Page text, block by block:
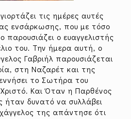
τις ημέρες αυτές
ενσάρκωσης, που με τόσο
ο ευαγγελιστής
του. Την ήμερα αυτή, ο
Γαβριήλ παρουσιάζεται
στη Ναζαρέτ και της
το Σωτήρα του
Και Όταν η Παρθένος
δυνατό να συλλάβει
της απάντησε ότι